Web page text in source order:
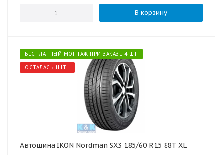
В корзину
БЕСПЛАТНЫЙ МОНТАЖ ПРИ ЗАКАЗЕ 4 ШТ
ОСТАЛАСЬ 1ШТ !
Автошина IKON Nordman SX3 185/60 R15 88T XL